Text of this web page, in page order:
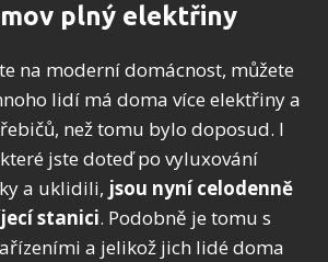
plný elektřiny
na moderní domácnost, můžete
lidí má doma více elektřiny a
než tomu bylo doposud. I
jste doteď po vyluxování
a uklidili, jsou nyní celodenně
stanici. Podobně je tomu s
a jelikož jich lidé doma